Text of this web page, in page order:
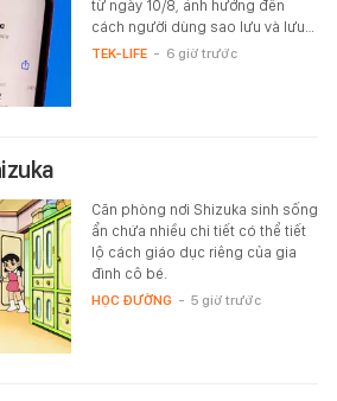
từ ngày 10/8, ảnh hưởng đến
cách người dùng sao lưu và lưu…
TEK-LIFE - 6 giờ trước
Căn phòng nơi Shizuka sinh sống
ẩn chứa nhiều chi tiết có thể tiết
lộ cách giáo dục riêng của gia
đình cô bé.
HỌC ĐƯỜNG - 5 giờ trước